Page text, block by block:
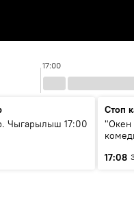
17:00
Чыгарылыш 17:00
Стоп
"Окен
17:08